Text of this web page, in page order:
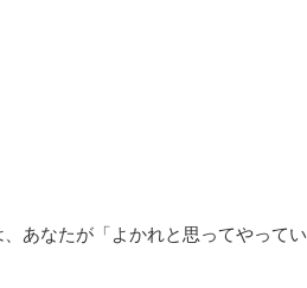
あなたが「よかれと思ってやってい